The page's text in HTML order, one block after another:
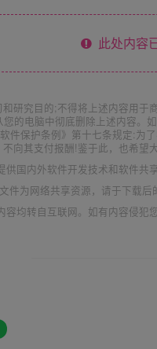
此处内容
研究目的;不得将上述内容用于
的电脑中彻底删除上述内容。
件保护条例》第十七条规定:为
向其支付报酬!鉴于此，也希望
国内外软件开发技术和软件共
件为网络共享资源，请于下载后
容均转自互联网。如有内容侵犯